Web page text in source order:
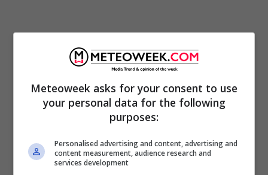
Verdure, legumi, cereali
Meteoweek asks for your consent to use
your personal data for the following
purposes:
Personalised advertising and content, advertising and
content measurement, audience research and
services development